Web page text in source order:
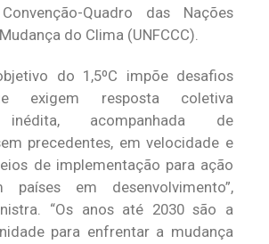
Quadro das Nações
do Clima (UNFCCC).
do 1,5ºC impõe desafios
exigem resposta coletiva
inédita, acompanhada de
precedentes, em velocidade e
de implementação para ação
países em desenvolvimento”,
“Os anos até 2030 são a
para enfrentar a mudança